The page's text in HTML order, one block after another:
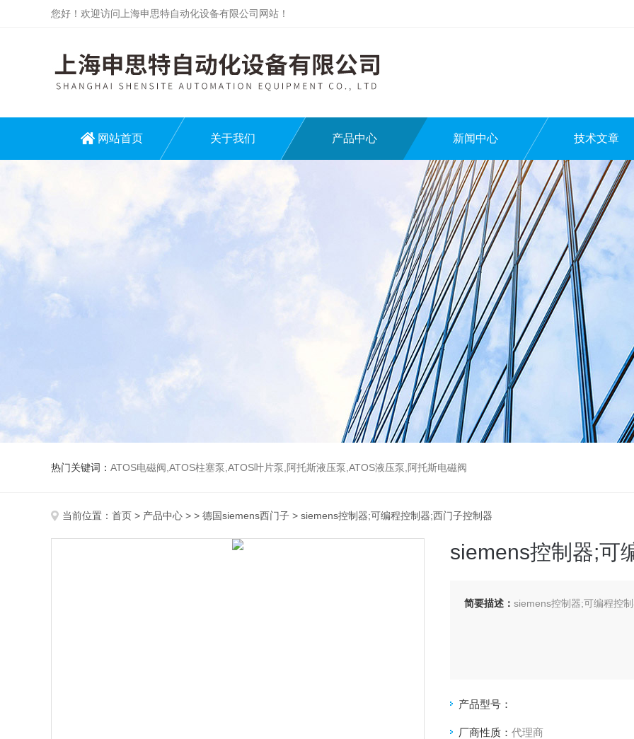
您好！欢迎访问上海申思特自动化设备有限公司网站！
网站首页 关于我们 产品中心 新闻中心 技术文章
热门关键词： ATOS电磁阀,ATOS柱塞泵,ATOS叶片泵,阿托斯液压泵,ATOS液压泵,阿托斯电磁阀
当前位置： 首页 > 产品中心 > > 德国siemens西门子 > siemens控制器;可编程控制器;西门子控制器
siemens控制器;可
简要描述： siemens控制器;可编程控
产品型号：
厂商性质： 代理商